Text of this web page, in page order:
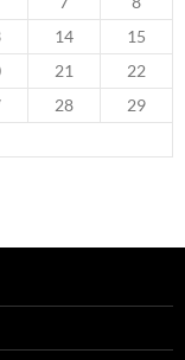
14
15
21
22
28
29